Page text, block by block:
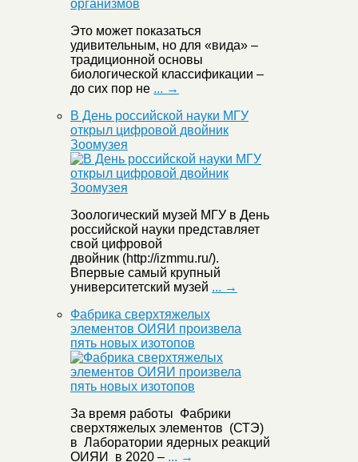
Это может показаться
удивительным, но для «вида» –
традиционной основы
биологической классификации –
до сих пор не ... →
В День российской науки МГУ
открыл цифровой двойник
Зоомузея
Зоологический музей МГУ в День
российской науки представляет
свой цифровой
двойник (http://izmmu.ru/).
Впервые самый крупный
университетский музей ... →
Фабрика сверхтяжелых
элементов ОИЯИ произвела
пять новых изотопов
За время работы Фабрики
сверхтяжелых элементов (СТЭ)
в Лаборатории ядерных реакций
ОИЯИ в 2020 – ... →